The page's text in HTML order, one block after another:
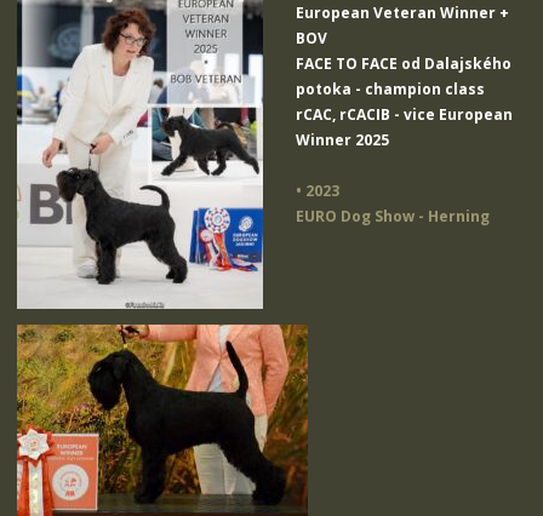
European Veteran Winner +
BOV
FACE TO FACE od Dalajského
potoka - champion class
rCAC, rCACIB - vice European
Winner 2025
• 2023
EURO Dog Show - Herning